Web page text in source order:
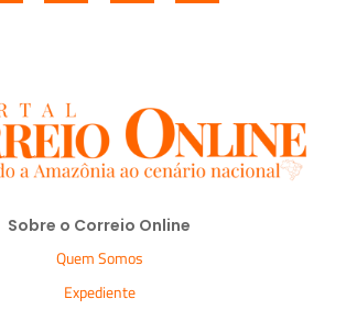
Sobre o Correio Online
Quem Somos
Expediente